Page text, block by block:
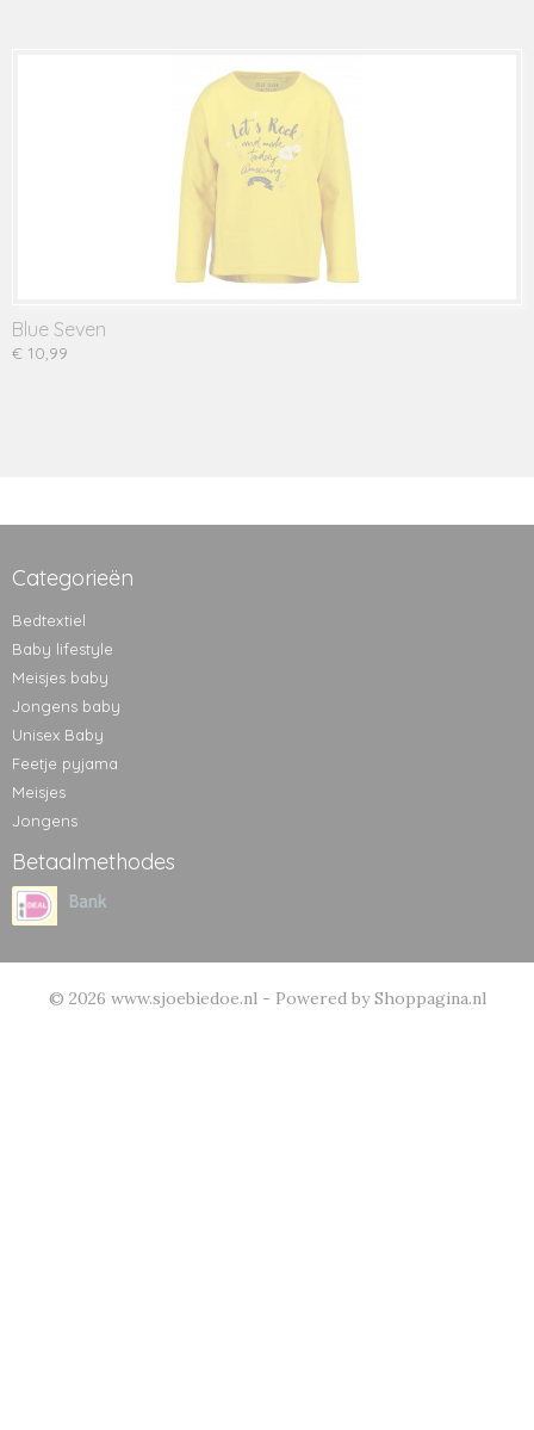
Blue Seven
€ 10,99
Categorieën
Bedtextiel
Baby lifestyle
Meisjes baby
Jongens baby
Unisex Baby
Feetje pyjama
Meisjes
Jongens
Betaalmethodes
© 2026 www.sjoebiedoe.nl - Powered by Shoppagina.nl